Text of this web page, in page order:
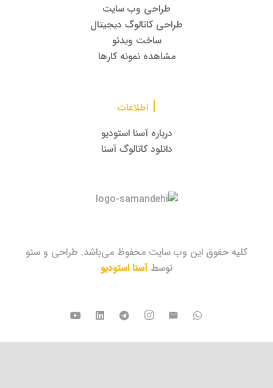
طراحی وب سایت
طراحی کاتالوگ دیجیتال
ساخت ویدئو
مشاهده نمونه کارها
|اطلاعات
درباره آسنا استودیو
دانلود کاتالوگ آسنا
کلیه حقوق این وب سایت محفوظ می‌باشد. طراحی و سئو
توسط آسنا استودیو